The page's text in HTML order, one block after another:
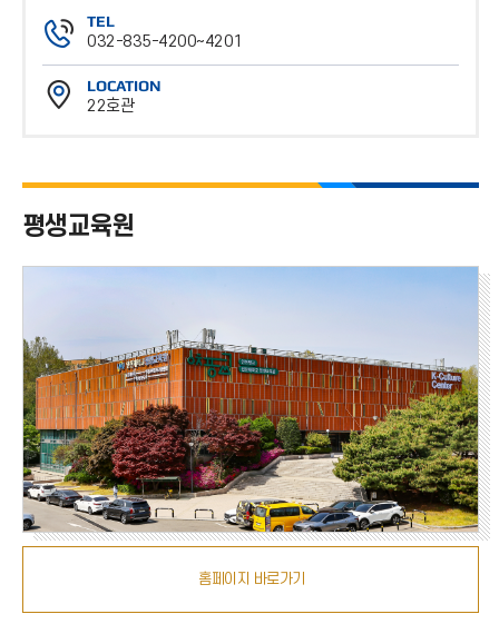
TEL
032-835-4200~4201
전
화
번
LOCATION
22호관
홈페이지 바로가기
평생교육원